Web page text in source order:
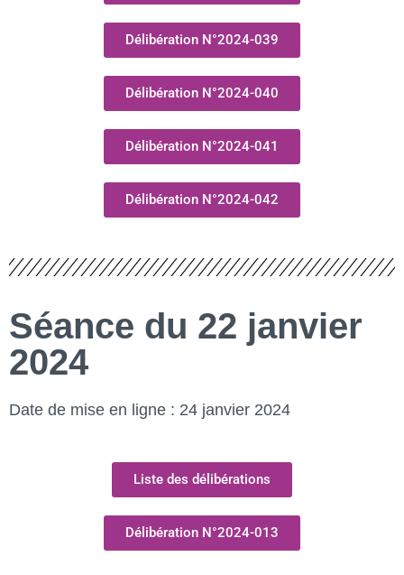
Délibération N°2024-039
Délibération N°2024-040
Délibération N°2024-041
Délibération N°2024-042
Séance du 22 janvier
2024
Date de mise en ligne : 24 janvier 2024
Liste des délibérations
Délibération N°2024-013